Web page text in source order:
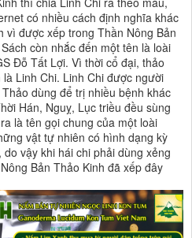
có nhiều cách định nghĩa khác
vì được xếp trong Thần Nông Bản
còn nhắc đến một tên là loài
Đỗ Tất Lợi. Vì thời cổ đại, thảo
Linh Chi. Linh Chi được người
dùng để trị nhiều bệnh khác
Hán, Nguỵ, Lục triều đều sùng
là tên gọi chung của một loài
vật tự nhiên có hình dạng kỳ
vậy khi hái chi phải dùng xẻng
Bản Thảo Kinh đã xếp đây